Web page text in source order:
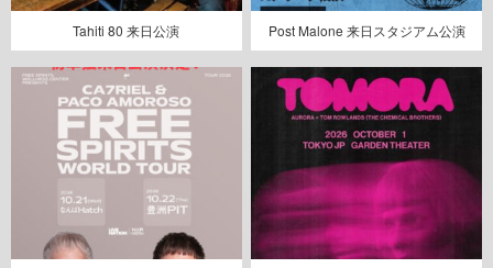
Tahiti 80 来日公演 Post Malone 来日スタジアム公演